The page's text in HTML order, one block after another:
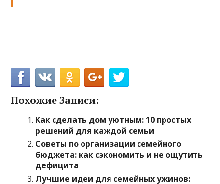
Похожие Записи:
Как сделать дом уютным: 10 простых
решений для каждой семьи
Советы по организации семейного
бюджета: как сэкономить и не ощутить
дефицита
Лучшие идеи для семейных ужинов: